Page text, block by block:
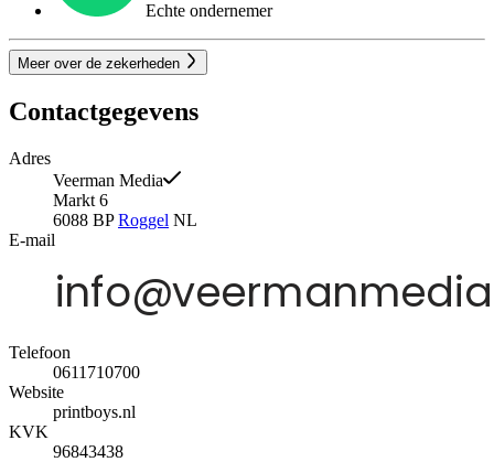
Echte ondernemer
Meer over de zekerheden
Contactgegevens
Adres
Veerman Media
Markt 6
6088 BPRoggel NL
E-mail
Telefoon
0611710700
Website
printboys.nl
KVK
96843438